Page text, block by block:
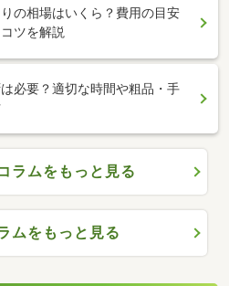
の相場はいくら？費用の目安
ツを解説
必要？適切な時間や粗品・手
ラムをもっと見る
ムをもっと見る